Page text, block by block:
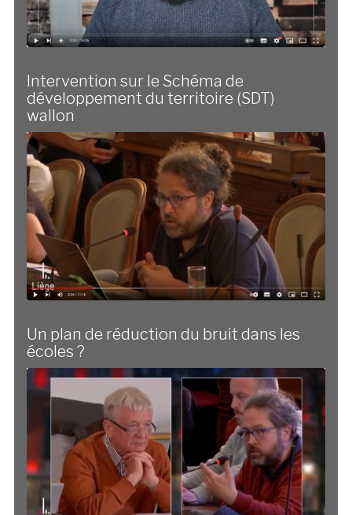
Intervention sur le Schéma de
développement du territoire (SDT)
wallon
Un plan de réduction du bruit dans les
écoles ?